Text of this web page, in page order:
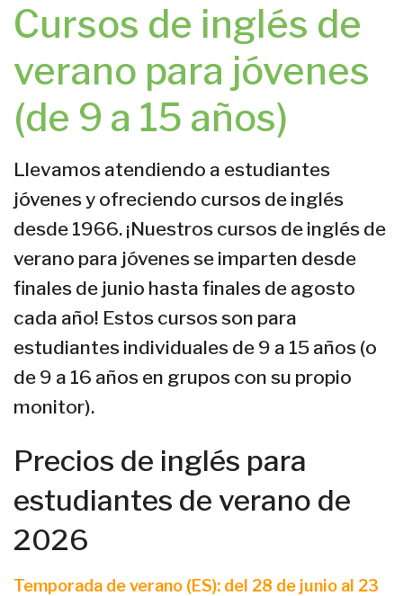
Cursos de inglés de
verano para jóvenes
(de 9 a 15 años)
Llevamos atendiendo a estudiantes
jóvenes y ofreciendo cursos de inglés
desde 1966. ¡Nuestros cursos de inglés de
verano para jóvenes se imparten desde
finales de junio hasta finales de agosto
cada año! Estos cursos son para
estudiantes individuales de 9 a 15 años (o
de 9 a 16 años en grupos con su propio
monitor).
Precios de inglés para
estudiantes de verano de
2026
Temporada de verano (ES): del 28 de junio al 23